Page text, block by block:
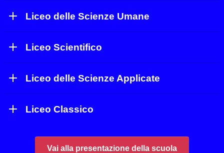
Liceo delle Scienze Umane
Liceo Scientifico
Liceo delle Scienze Applicate
Liceo Classico
Vai alla presentazione della scuola